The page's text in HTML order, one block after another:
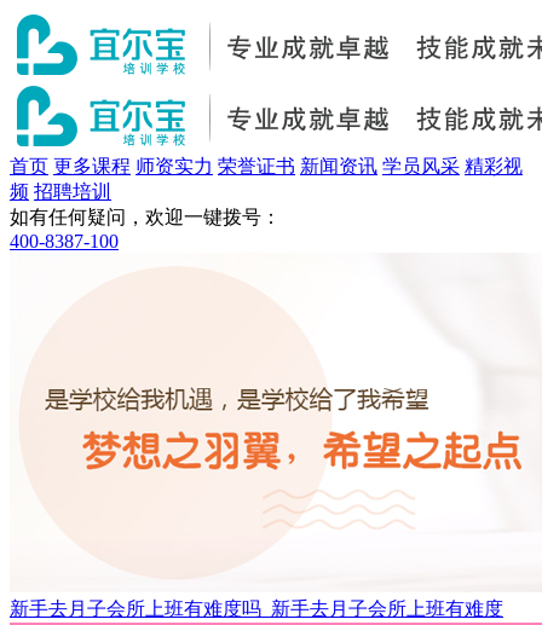
首页 更多课程 师资实力 荣誉证书 新闻资讯 学员风采 精彩视
频 招聘培训
如有任何疑问，欢迎一键拨号：
400-8387-100
新手去月子会所上班有难度吗_新手去月子会所上班有难度